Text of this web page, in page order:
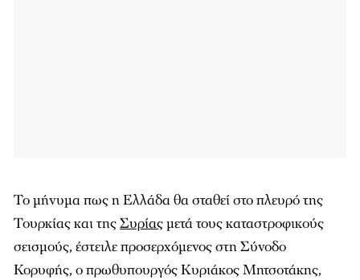
Το μήνυμα πως η Ελλάδα θα σταθεί στο πλευρό της
Τουρκίας και τηςΣυρίαςμετά τους καταστροφικούς
σεισμούς, έστειλε προσερχόμενος στη Σύνοδο
Κορυφής, ο πρωθυπουργός Κυριάκος Μητσοτάκης,